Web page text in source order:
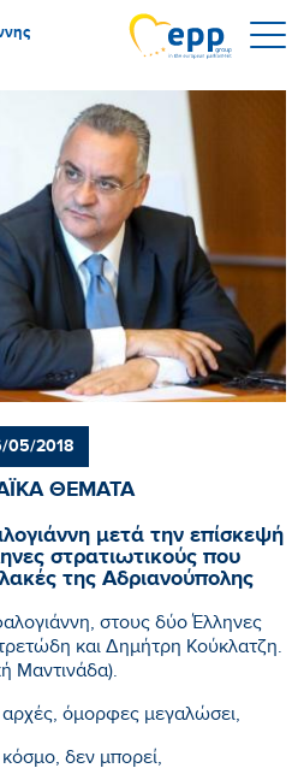
05/2018
ΘΕΜΑΤΑ
μετά την επίσκεψή
στρατιωτικούς που
της Αδριανούπολης
στους δύο Έλληνες
και Δημήτρη Κούκλατζη.
Μαντινάδα).
όμορφες μεγαλώσει,
δεν μπορεί,